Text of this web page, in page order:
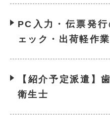
PC入力・伝票発
ェック・出荷軽作業
【紹介予定派遣】
衛生士